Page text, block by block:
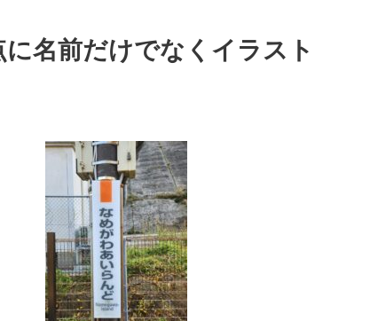
名前だけでなくイラスト